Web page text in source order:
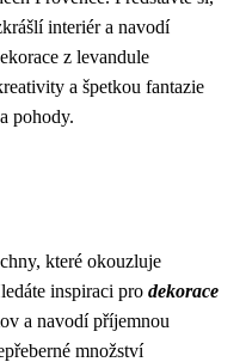
interiér a navodí
z levandule
a špetkou fantazie
pohody.
které okouzluje
inspiraci pro dekorace
a navodí příjemnou
množství